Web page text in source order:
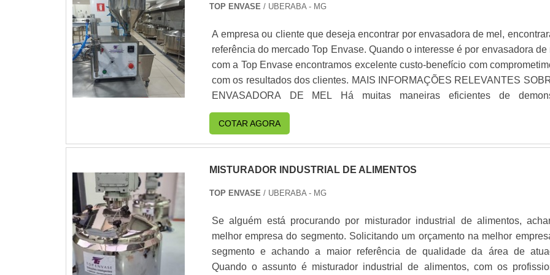
TOP ENVASE / UBERABA - MG
A empresa ou cliente que deseja encontrar por envasadora de mel,
referência do mercado Top Envase. Quando o interesse é por envasadora de
com a Top Envase encontramos excelente custo-benefício com
com os resultados dos clientes. MAIS INFORMAÇÕES RELEVANTES SOBRE A
ENVASADORA DE MEL Há muitas maneiras eficientes de demonstrar
competência e excelência em uma área de atuação. A Top Envase canaliza
energia em oferecer aos parceiros uma estrutura com: Tecnologia de ponta;
Máquinas que atendem as necessidades de produtividade dos
para envase dos diversos tipos de produtos com características atípicas. Tudo
para oferecer envasadora de mel com excelente custo-benefício. Ainda com
tenha produtos e serviços com ótima qualidade e precisão, pontos
que ficam de fora no planejamento de empresas que visam apenas o lucro. É por
essa razão que a Top Envase é altamente qualificada quando
segmento de Envase de produtos líquidos e pastosos. O objetivo é garantir
COTAR AGORA
MISTURADOR INDUSTRIAL DE ALIMENTOS
TOP ENVASE/ UBERABA - MG
Se alguém está procurando por misturador industrial de alimentos,
melhor empresa do segmento. Solicitando um orçamento na melhor
segmento e achando a maior referência de qualidade da área de
Quando o assunto é misturador industrial de alimentos, com os